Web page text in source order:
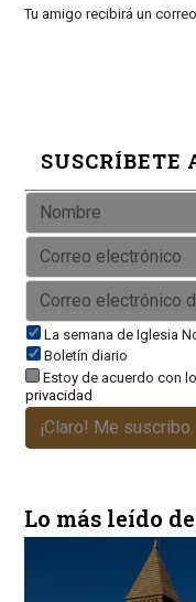
Tu amigo recibirá un
SUSCRÍBETE
La semana de Iglesia
Boletín diario
Estoy de acuerdo con
privacidad
¡Claro! Me suscribo
Lo más leído